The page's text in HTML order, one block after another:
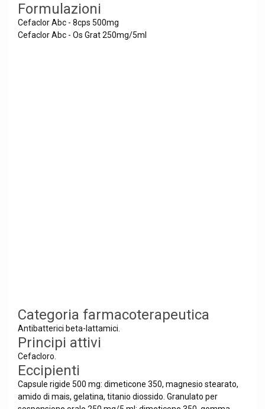
Formulazioni
Cefaclor Abc - 8cps 500mg
Cefaclor Abc - Os Grat 250mg/5ml
Categoria farmacoterapeutica
Antibatterici beta-lattamici.
Principi attivi
Cefacloro.
Eccipienti
Capsule rigide 500 mg: dimeticone 350, magnesio stearato,
amido di mais, gelatina, titanio diossido. Granulato per